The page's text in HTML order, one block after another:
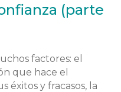
(parte
factores: el
que hace el
éxitos y fracasos, la